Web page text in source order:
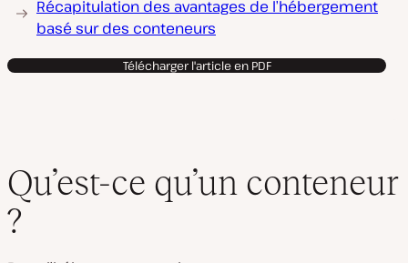
Récapitulation des avantages de l’hébergement
basé sur des conteneurs
Télécharger l'article en PDF
Qu’est-ce qu’un conteneur
?